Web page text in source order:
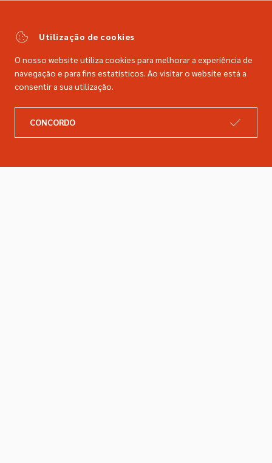
comercial@dimacer.com
Catálogo
Utilização de cookies
O nosso website utiliza cookies para melhorar a experiência de
navegação e para fins estatísticos. Ao visitar o website está a
consentir a sua utilização.
CONCORDO